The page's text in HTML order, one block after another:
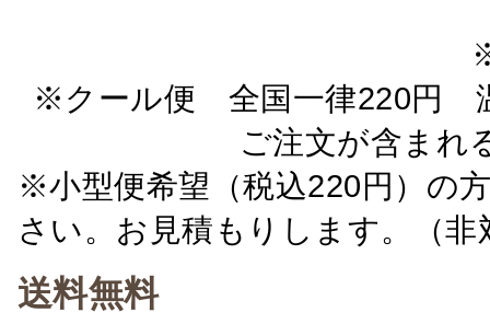
※クール便 全国一律220円
ご注文が含ま
※小型便希望（税込220円）の
さい。お見積もりします。（非
送料無料